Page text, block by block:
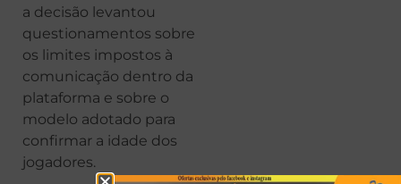
a decisão levantou
questionamentos sobre
os limites impostos à
comunicação dentro da
plataforma e sobre o
modelo adotado para
confirmar a idade dos
jogadores.